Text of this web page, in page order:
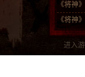
《将神
《将神
进入